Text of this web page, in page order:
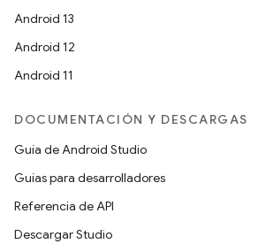
Android 13
Android 12
Android 11
DOCUMENTACIÓN Y DESCARGAS
Guía de Android Studio
Guías para desarrolladores
Referencia de API
Descargar Studio